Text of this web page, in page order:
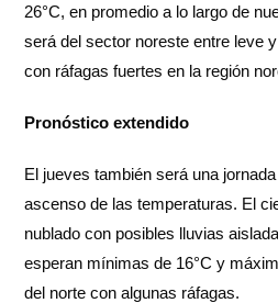
26°C, en promedio a lo largo de
será del sector noreste entre leve
con ráfagas fuertes en la región
Pronóstico extendido
El jueves también será una
ascenso de las temperaturas. El
nublado con posibles lluvias
esperan mínimas de 16°C y
del norte con algunas ráfagas.